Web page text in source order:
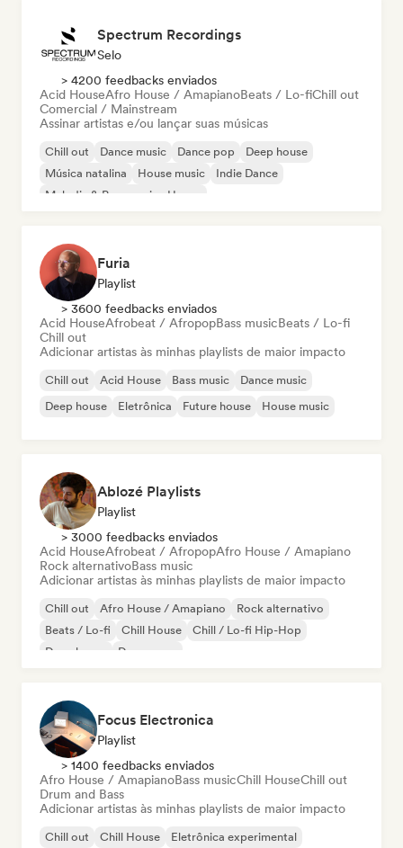
Spectrum Recordings
Selo
> 4200 feedbacks enviados
Acid HouseAfro House / AmapianoBeats / Lo-fiChill out
Comercial / Mainstream
Assinar artistas e/ou lançar suas músicas
Chill out Dance music Dance pop
Deep house
Música natalina
House music
Indie Dance
Melodic & Progressive House
Furia
Playlist
> 3600 feedbacks enviados
Acid HouseAfrobeat / AfropopBass musicBeats / Lo-fi
Chill out
Adicionar artistas às minhas playlists de maior impacto
Chill out Acid House Bass music
Dance music
Deep house
Eletrônica Future house House music
Ablozé Playlists
Playlist
> 3000 feedbacks enviados
Acid HouseAfrobeat / AfropopAfro House / Amapiano
Rock alternativoBass music
Adicionar artistas às minhas playlists de maior impacto
Chill out Afro House / Amapiano
Rock alternativo
Beats / Lo-fi
Chill House
Chill / Lo-fi Hip-Hop
Deep house
Dream pop
Focus Electronica
Playlist
> 1400 feedbacks enviados
Afro House / AmapianoBass musicChill HouseChill out
Drum and Bass
Adicionar artistas às minhas playlists de maior impacto
Chill out Chill House Eletrônica experimental